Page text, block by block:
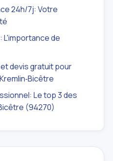
24h/7j: Votre
L'importance de
devis gratuit pour
Le top 3 des
(94270)